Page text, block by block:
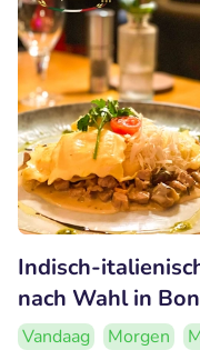
Indisch-
nach Wahl in
Vandaag Morgen